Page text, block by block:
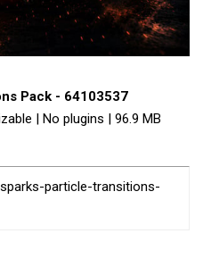
Pack - 64103537
| No plugins | 96.9 MB
particle-transitions-